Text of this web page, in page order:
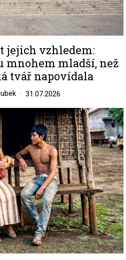
jejich vzhledem:
mnohem mladší, než
tvář napovídala
31.07.2026